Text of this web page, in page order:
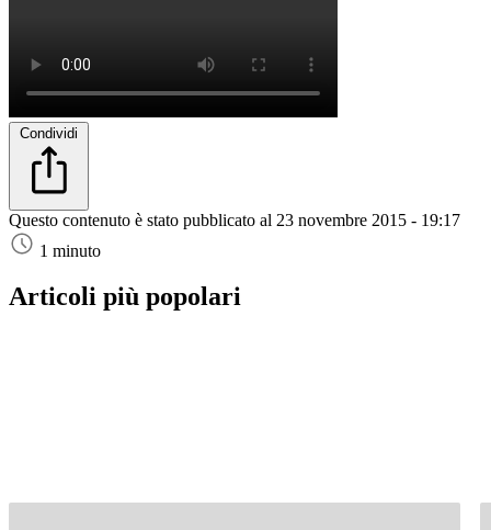
Condividi
Questo contenuto è stato pubblicato al 23 novembre 2015 - 19:17
1 minuto
Articoli più popolari